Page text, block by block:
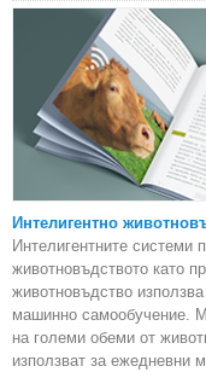
Интелигентно
Интелигентните системи
животновъдството като
животновъдство
машинно самообучение.
на големи обеми от
използват за ежедневни